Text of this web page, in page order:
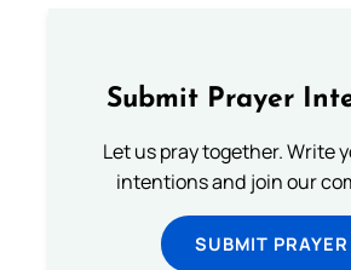
Submit Prayer
Let us pray together. Write
intentions and join our
SUBMIT PRAYER